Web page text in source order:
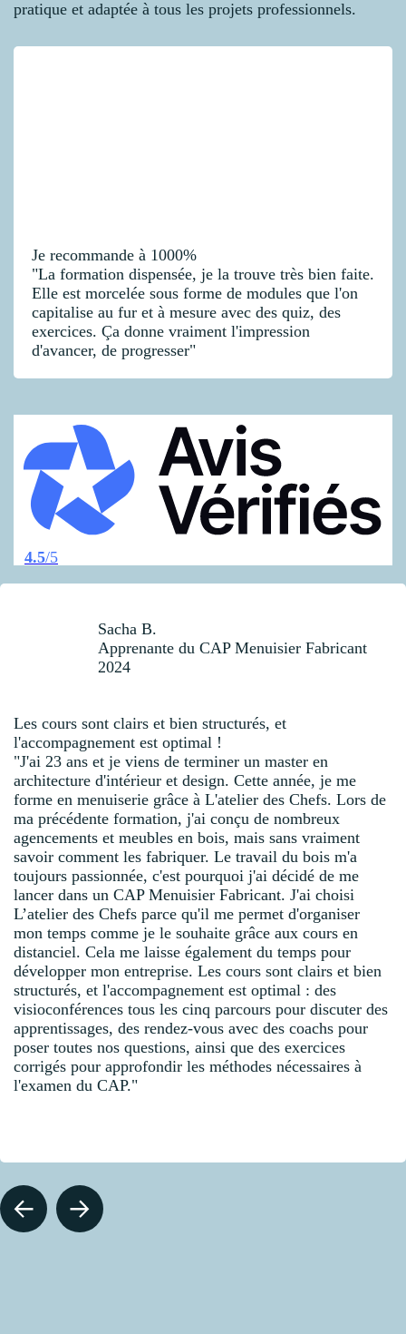
pratique et adaptée à tous les projets professionnels.
Je recommande à 1000%
"La formation dispensée, je la trouve très bien faite.
Elle est morcelée sous forme de modules que l'on
capitalise au fur et à mesure avec des quiz, des
exercices. Ça donne vraiment l'impression
d'avancer, de progresser"
4.5/5
Sacha B.
Apprenante du CAP Menuisier Fabricant
2024
Les cours sont clairs et bien structurés, et
l'accompagnement est optimal !
"J'ai 23 ans et je viens de terminer un master en
architecture d'intérieur et design. Cette année, je me
forme en menuiserie grâce à L'atelier des Chefs. Lors de
ma précédente formation, j'ai conçu de nombreux
agencements et meubles en bois, mais sans vraiment
savoir comment les fabriquer. Le travail du bois m'a
toujours passionnée, c'est pourquoi j'ai décidé de me
lancer dans un CAP Menuisier Fabricant. J'ai choisi
L’atelier des Chefs parce qu'il me permet d'organiser
mon temps comme je le souhaite grâce aux cours en
distanciel. Cela me laisse également du temps pour
développer mon entreprise. Les cours sont clairs et bien
structurés, et l'accompagnement est optimal : des
visioconférences tous les cinq parcours pour discuter des
apprentissages, des rendez-vous avec des coachs pour
poser toutes nos questions, ainsi que des exercices
corrigés pour approfondir les méthodes nécessaires à
l'examen du CAP."